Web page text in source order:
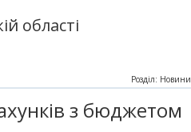
області
з бюджетом
Розділ: Новини